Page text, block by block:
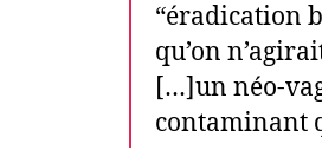
“éradication
qu’on
[…]un néo-
contaminant